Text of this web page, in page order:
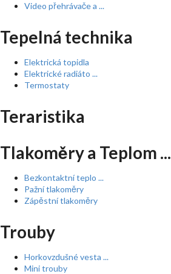
Video přehrávače a ...
Tepelná technika
Elektrická topidla
Elektrické radiáto ...
Termostaty
Teraristika
Tlakoměry a Teplom ...
Bezkontaktní teplo ...
Pažní tlakoměry
Zápěstní tlakoměry
Trouby
Horkovzdušné vesta ...
Mini trouby